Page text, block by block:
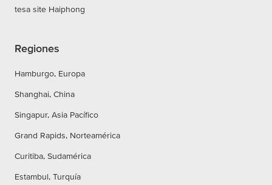
tesa site Haiphong
Regiones
Hamburgo, Europa
Shanghai, China
Singapur, Asia Pacífico
Grand Rapids, Norteamérica
Curitiba, Sudamérica
Estambul, Turquía